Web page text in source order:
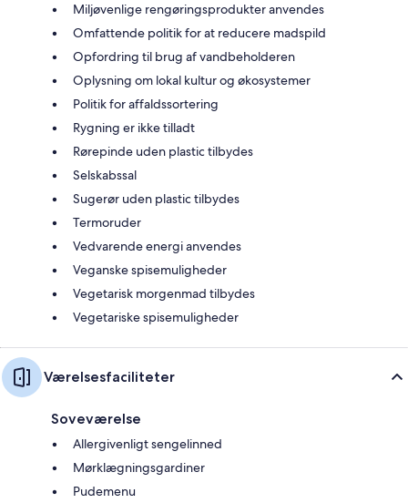
Miljøvenlige rengøringsprodukter anvendes
Omfattende politik for at reducere madspild
Opfordring til brug af vandbeholderen
Oplysning om lokal kultur og økosystemer
Politik for affaldssortering
Rygning er ikke tilladt
Rørepinde uden plastic tilbydes
Selskabssal
Sugerør uden plastic tilbydes
Termoruder
Vedvarende energi anvendes
Veganske spisemuligheder
Vegetarisk morgenmad tilbydes
Vegetariske spisemuligheder
Værelsesfaciliteter
Soveværelse
Allergivenligt sengelinned
Mørklægningsgardiner
Pudemenu